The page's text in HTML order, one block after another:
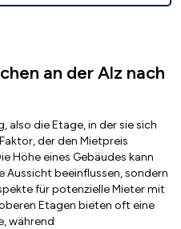
an der Alz nach
also die Etage, in der sie sich
der den Mietpreis
Höhe eines Gebäudes kann
Aussicht beeinflussen, sondern
für potenzielle Mieter mit
Etagen bieten oft eine
während